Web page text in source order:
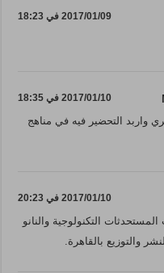
2017/01/09 في 18:23
2017/01/10 في 18:35
واربد التحضير فيه في مناهج
2017/01/10 في 20:23
التكنولوجية والنانو
والتوزيع بالقاهرة.